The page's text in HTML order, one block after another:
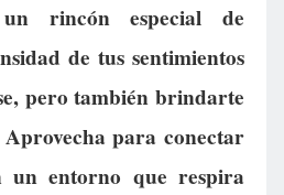
rincón especial de
de tus sentimientos
pero también brindarte
para conectar
un entorno que respira